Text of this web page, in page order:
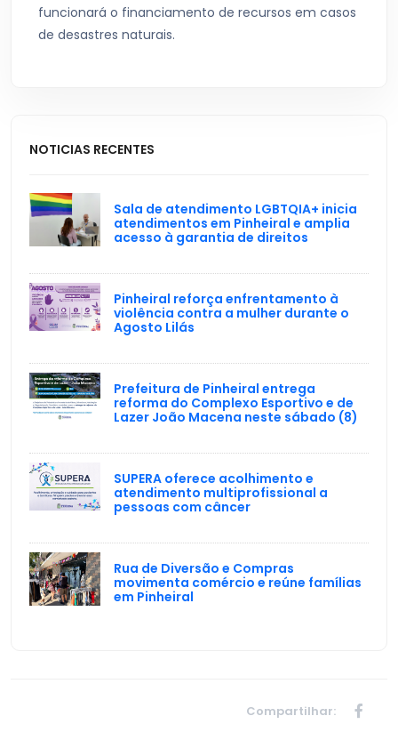
funcionará o financiamento de recursos em casos
de desastres naturais.
NOTICIAS RECENTES
Sala de atendimento LGBTQIA+ inicia
atendimentos em Pinheiral e amplia
acesso à garantia de direitos
Pinheiral reforça enfrentamento à
violência contra a mulher durante o
Agosto Lilás
Prefeitura de Pinheiral entrega
reforma do Complexo Esportivo e de
Lazer João Macena neste sábado (8)
SUPERA oferece acolhimento e
atendimento multiprofissional a
pessoas com câncer
Rua de Diversão e Compras
movimenta comércio e reúne famílias
em Pinheiral
Compartilhar: